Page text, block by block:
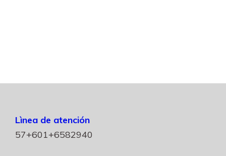
Lìnea de atención
57+601+6582940